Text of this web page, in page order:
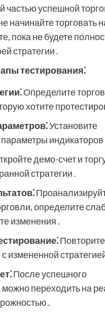
частью успешной
начинайте торговать
пока не будете
стратегии․
тестирования⁚
Определите
хотите
Установите
демо-счет и
стратегии․
определите
изменения․
Повторите
измененной
После успешного
можно переходить на